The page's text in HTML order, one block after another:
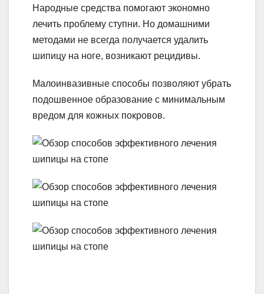
Народные средства помогают экономно
лечить проблему ступни. Но домашними
методами не всегда получается удалить
шипицу на ноге, возникают рецидивы.
Малоинвазивные способы позволяют убрать
подошвенное образование с минимальным
вредом для кожных покровов.